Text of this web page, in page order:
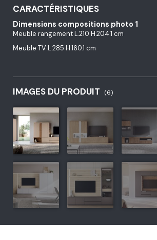
CARACTÉRISTIQUES
Dimensions compositions photo 1
Meuble rangement L.210 H.204.1 cm
Meuble TV L.285 H.160.1 cm
IMAGES DU PRODUIT (6)